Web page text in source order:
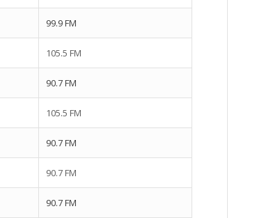
99.9 FM
105.5 FM
90.7 FM
105.5 FM
90.7 FM
90.7 FM
90.7 FM